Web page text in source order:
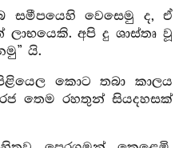
සමීපයෙහි වෙසෙමු ද, ඒ
අපි දු ශාස්තෘ වූ
යි.
කොට තබා කාලය
තෙම රහතුන් සියදහසක්